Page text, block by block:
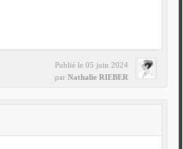
Publié le05 juin 2024
parNathalie RIEBER